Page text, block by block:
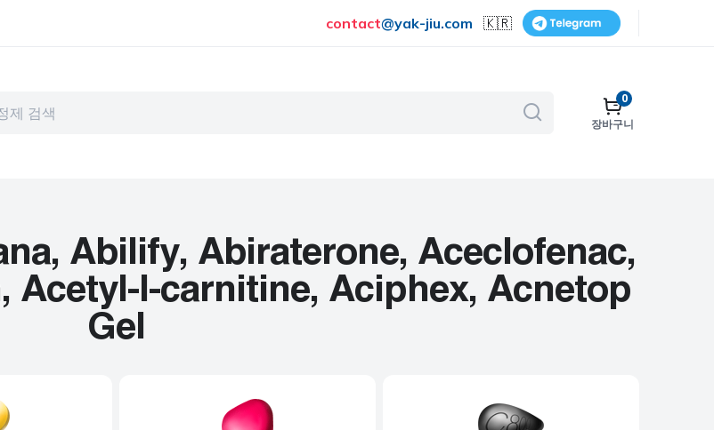
contact@yak-jiu.com 🇰🇷
뷰티 제품
피임
HIV
고혈압
근육 이완제
금연
수술
0
장바구니
Abilify, Abiraterone, Aceclofenac,
Acetyl-l-carnitine, Aciphex, Acnetop
Gel